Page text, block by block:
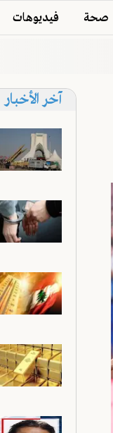
صحة فيديوهات
آخر الأخبار